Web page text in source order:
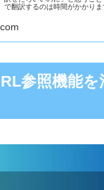
で翻訳するのは時間がかかりま
参照機能を